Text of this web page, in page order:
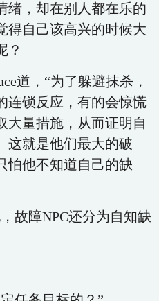
绪，却在别人都在乐的
得自己该高兴的时候大
？
道，“为了躲避抹杀，
连锁反应，有的会惊慌
大量措施，从而证明自
这就是他们最大的破
怕他不知道自己的缺
故障NPC还分为自知缺